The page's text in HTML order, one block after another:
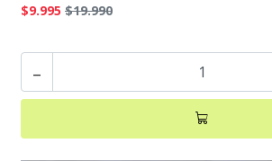
$9.995 $19.990
-